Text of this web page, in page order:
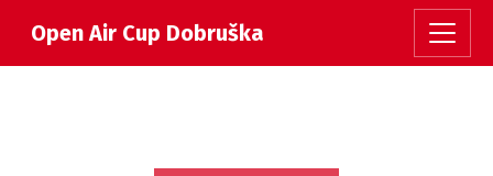
Open Air Cup Dobruška